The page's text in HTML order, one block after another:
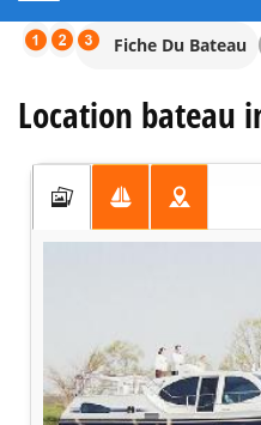
Fiche Du Bateau
Location bateau